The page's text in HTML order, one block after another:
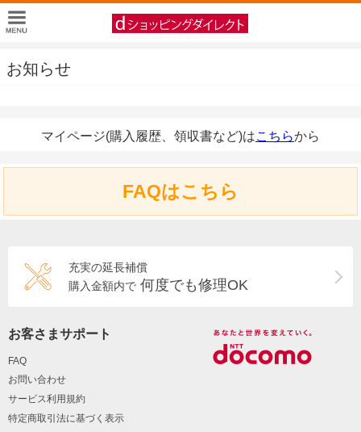
お知らせ
マイページ(購入履歴、領収書など)はこちらから
FAQはこちら
充実の延長補償
購入金額内で 何度でも修理OK
お客さまサポート
FAQ
お問い合わせ
サービス利用規約
特定商取引法に基づく表示